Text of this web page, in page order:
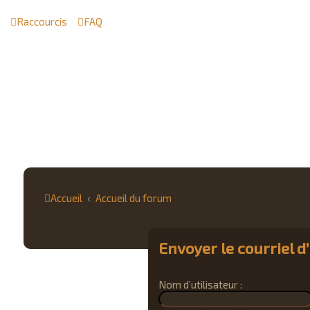
Raccourcis FAQ
Accueil Accueil du forum
Envoyer le courriel
Nom d’utilisateur :